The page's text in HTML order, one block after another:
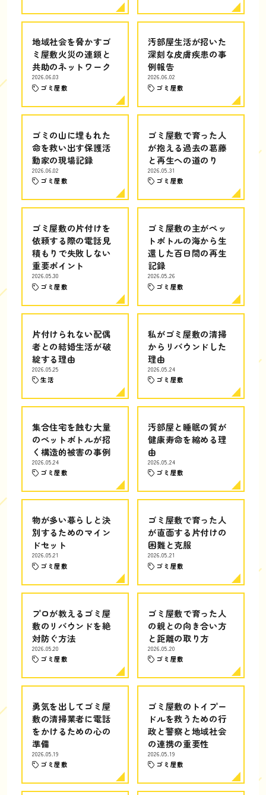
地域社会を脅かすゴ
ミ屋敷火災の連鎖と
共助のネットワーク
2026.06.03
ゴミ屋敷
汚部屋生活が招いた
深刻な皮膚疾患の事
例報告
2026.06.02
ゴミ屋敷
ゴミの山に埋もれた
命を救い出す保護活
動家の現場記録
2026.06.02
ゴミ屋敷
ゴミ屋敷で育った人
が抱える過去の葛藤
と再生への道のり
2026.05.31
ゴミ屋敷
ゴミ屋敷の片付けを
依頼する際の電話見
積もりで失敗しない
重要ポイント
2026.05.30
ゴミ屋敷
ゴミ屋敷の主がペッ
トボトルの海から生
還した百日間の再生
記録
2026.05.26
ゴミ屋敷
片付けられない配偶
者との結婚生活が破
綻する理由
2026.05.25
生活
私がゴミ屋敷の清掃
からリバウンドした
理由
2026.05.24
ゴミ屋敷
集合住宅を蝕む大量
のペットボトルが招
く構造的被害の事例
2026.05.24
ゴミ屋敷
汚部屋と睡眠の質が
健康寿命を縮める理
由
2026.05.24
ゴミ屋敷
物が多い暮らしと決
別するためのマイン
ドセット
2026.05.21
ゴミ屋敷
ゴミ屋敷で育った人
が直面する片付けの
困難と克服
2026.05.21
ゴミ屋敷
プロが教えるゴミ屋
敷のリバウンドを絶
対防ぐ方法
2026.05.20
ゴミ屋敷
ゴミ屋敷で育った人
の親との向き合い方
と距離の取り方
2026.05.20
ゴミ屋敷
勇気を出してゴミ屋
敷の清掃業者に電話
をかけるための心の
準備
2026.05.19
ゴミ屋敷
ゴミ屋敷のトイプー
ドルを救うための行
政と警察と地域社会
の連携の重要性
2026.05.19
ゴミ屋敷